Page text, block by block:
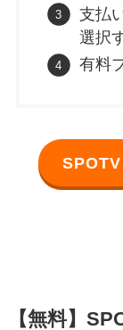
支払
選択
有料
SPOTV
【無料】